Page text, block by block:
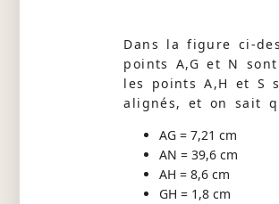
Dans la figure ci-
points A,G et N
les points A,H et S
alignés, et on sait
AG = 7,21 cm
AN = 39,6 cm
AH = 8,6 cm
GH = 1,8 cm